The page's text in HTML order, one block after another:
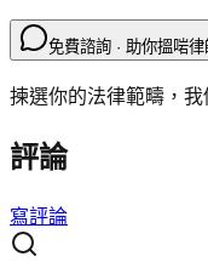
免費諮詢 · 助你搵啱律
揀選你的法律範疇，我
評論
寫評論